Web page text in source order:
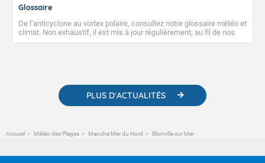
Glossaire
De l’anticyclone au vortex polaire, consultez notre glossaire météo et
climat. Non exhaustif, il est mis à jour régulièrement, au fil de nos
publications. Vous y trouverez également des liens utiles vers nos
PLUS D'ACTUALITÉS
Accueil Météo des Plages Manche Mer du Nord Blonville sur Mer